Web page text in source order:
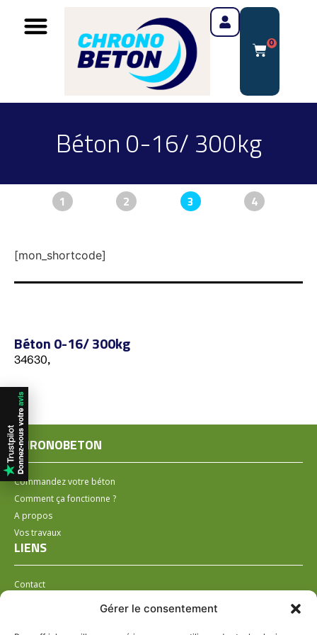
Gérer le consentement
0
Béton 0-16/ 300kg
1 2 3 4
[mon_shortcode]
Béton 0-16/ 300kg
34630,
CHRONOBETON
Commandez votre béton
Comment ça fonctionne ?
A propos
Vos travaux
LIENS
Contact